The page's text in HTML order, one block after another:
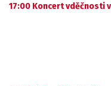
17:00 Koncert vděčnosti